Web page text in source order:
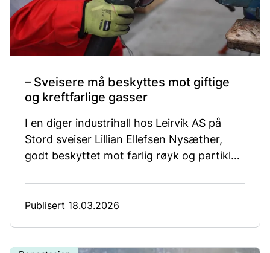
– Sveisere må beskyttes mot giftige
og kreftfarlige gasser
I en diger industrihall hos Leirvik AS på
Stord sveiser Lillian Ellefsen Nysæther,
godt beskyttet mot farlig røyk og partikler
ventilasjonsanlegg.
Publisert 18.03.2026